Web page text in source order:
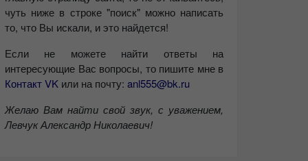
чуть ниже в строке "поиск" можно написать
то, что Вы искали, и это найдется!
Если не можете найти ответы на
интересующие Вас вопросы, то пишите мне в
Контакт VK или на почту: anl555@bk.ru
Желаю Вам найти свой звук, с уважением,
Левчук Александр Николаевич!